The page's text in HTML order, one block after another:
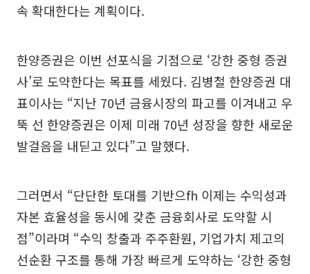
속 확대한다는 계획이다.
한양증권은 이번 선포식을 기점으로 ‘강한 중형 증권
사’로 도약한다는 목표를 세웠다. 김병철 한양증권 대
표이사는 “지난 70년 금융시장의 파고를 이겨내고 우
뚝 선 한양증권은 이제 미래 70년 성장을 향한 새로운
발걸음을 내딛고 있다”고 말했다.
그러면서 “단단한 토대를 기반으fh 이제는 수익성과
자본 효율성을 동시에 갖춘 금융회사로 도약할 시
점”이라며 “수익 창출과 주주환원, 기업가치 제고의
선순환 구조를 통해 가장 빠르게 도약하는 ‘강한 중형